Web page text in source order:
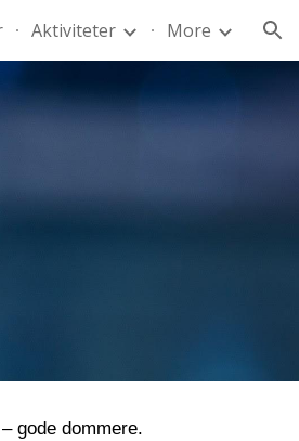
Aktiviteter More
gode dommere.